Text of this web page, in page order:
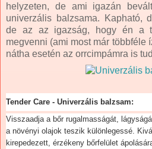
helyzeten, de ami igazán
univerzális balzsama. Kapható,
de az az igazság, hogy én a
megvenni (ami most már többféle
nátha esetén az orrcimpámra is
Tender Care - Univerzális balzsam:
Visszaadja a bőr rugalmasságát,
a növényi olajok teszik különlegessé.
kirepedezett, érzékeny bőrfelület